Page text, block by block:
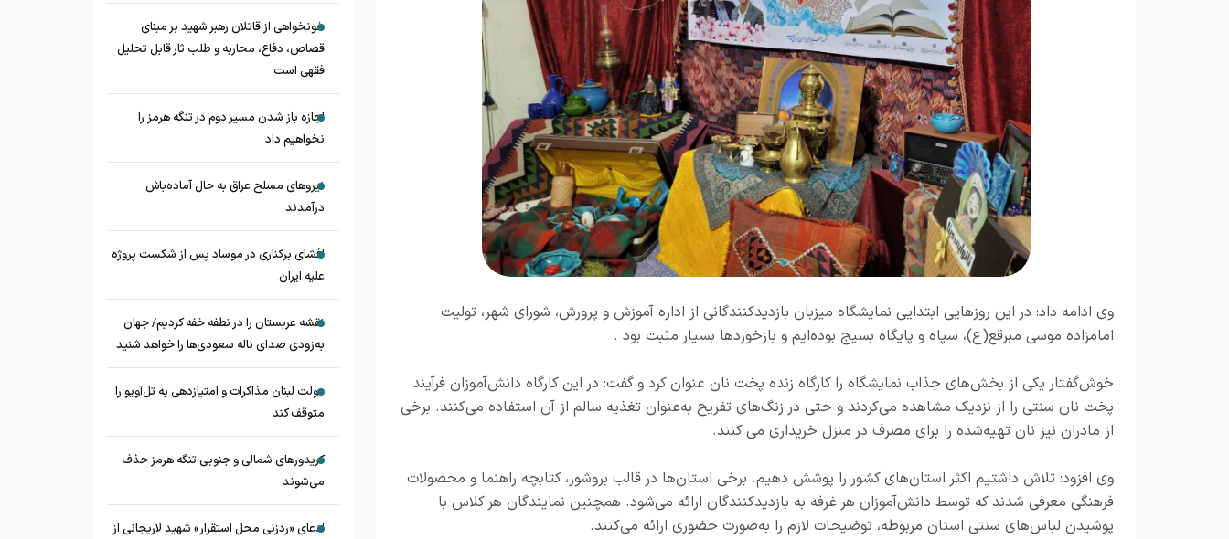
وی ادامه داد: در این روزهایی ابتدایی نمایشگاه میزبان بازدیدکنندگانی از اداره آموزش و پرورش، شورای شهر، تولیت
امامزاده موسی مبرقع(ع)، سپاه و پایگاه بسیج بوده‌ایم و بازخوردها بسیار مثبت بود .
خوش‌گفتار یکی از بخش‌های جذاب نمایشگاه را کارگاه زنده پخت نان عنوان کرد و گفت: در این کارگاه دانش‌آموزان فرآیند
پخت نان سنتی را از نزدیک مشاهده می‌کردند و حتی در زنگ‌های تفریح به‌عنوان تغذیه سالم از آن استفاده می‌کنند. برخی
از مادران نیز نان تهیه‌شده را برای مصرف در منزل خریداری می کنند.
وی افزود: تلاش داشتیم اکثر استان‌های کشور را پوشش دهیم. برخی استان‌ها در قالب بروشور، کتابچه راهنما و محصولات
فرهنگی معرفی شدند که توسط دانش‌آموزان هر غرفه به بازدیدکنندگان ارائه می‌شود. همچنین نمایندگان هر کلاس با
پوشیدن لباس‌های سنتی استان مربوطه، توضیحات لازم را به‌صورت حضوری ارائه می‌کنند.
خونخواهی از قاتلان رهبر شهید بر مبنای
قصاص، دفاع، محاربه و طلب ثار قابل تحلیل
فقهی است
اجازه باز شدن مسیر دوم در تنگه هرمز را
نخواهیم داد
نیروهای مسلح عراق به حال آماده‌باش
درآمدند
افشای برکناری در موساد پس از شکست پروژه
علیه ایران
نقشه عربستان را در نطفه خفه کردیم/ جهان
به‌زودی صدای ناله سعودی‌ها را خواهد شنید
دولت لبنان مذاکرات و امتیازدهی به تل‌آویو را
متوقف کند
کریدورهای شمالی و جنوبی تنگه هرمز حذف
می‌شوند
ادعای «ردزنی محل استقرار» شهید لاریجانی از